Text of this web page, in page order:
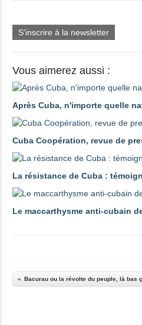
S'inscrire à la newsletter
Vous aimerez aussi :
Après Cuba, n'importe quelle
Cuba Coopération, revue de
La résistance de Cuba :
Le maccarthysme anti-cubain
Bacurau ou la révolte du peuple, là bas